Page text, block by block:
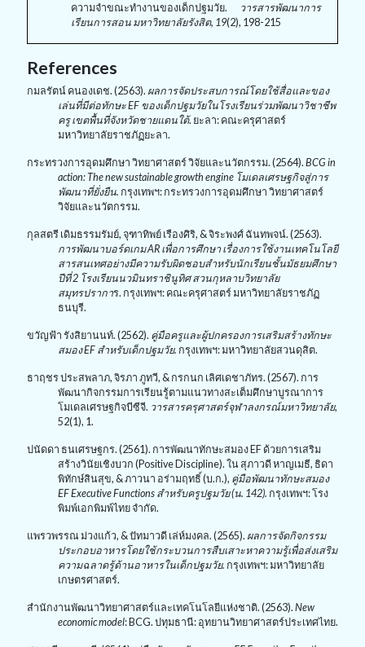
ความจำขณะทำงานของเด็กปฐมวัย.
วารสารพัฒนาการ
เรียนการสอน มหาวิทยาลัยรังสิต, 19(2), 198-215
References
กมลรัตน์ คนองเดช. (2563). ผลการจัดประสบการณ์โดยใช้สื่อและของ
เล่นที่มีต่อทักษะEF ของเด็กปฐมวัยในโรงเรียนร่วมพัฒนาวิชาชีพ
ครู เขตพื้นที่จังหวัดชายแดนใต้. ยะลา: คณะครุศาสตร์
มหาวิทยาลัยราชภัฏยะลา.
กระทรวงการอุดมศึกษา วิทยาศาสตร์ วิจัยและนวัตกรรม. (2564). BCG in
action: The new sustainable growth engine โมเดลเศรษฐกิจสู่การ
พัฒนาที่ยั่งยืน. กรุงเทพฯ: กระทรวงการอุดมศึกษา วิทยาศาสตร์
วิจัยและนวัตกรรม.
กุลสตรี เดิมธรรมรัมย์, จุฑาทิพย์ เรืองศิริ, &จิระพงศ์ ฉันทพจน์. (2563).
การพัฒนาบอร์ดเกมAR เพื่อการศึกษา เรื่องการใช้งานเทคโนโลยี
สารสนเทศอย่างมีความรับผิดชอบสำหรับนักเรียนชั้นมัธยมศึกษา
ปีที่ 2 โรงเรียนนวมินทราชินูทิศ สวนกุหลาบวิทยาลัย
สมุทรปราการ. กรุงเทพฯ: คณะครุศาสตร์ มหาวิทยาลัยราชภัฏ
ธนบุรี.
ขวัญฟ้า รังสิยานนท์. (2562). คู่มือครูและผู้ปกครองการเสริมสร้างทักษะ
สมองEF สำหรับเด็กปฐมวัย. กรุงเทพฯ: มหาวิทยาลัยสวนดุสิต.
ธาฤชร ประสพลาภ, จิรภา ภูทวี, & กรกนก เลิศเดชาภัทร. (2567). การ
พัฒนากิจกรรมการเรียนรู้ตามแนวทางสะเต็มศึกษาบูรณาการ
โมเดลเศรษฐกิจบีซีจี. วารสารครุศาสตร์จุฬาลงกรณ์มหาวิทยาลัย,
52(1), 1.
ปนัดดา ธนเศรษฐกร. (2561). การพัฒนาทักษะสมองEFด้วยการเสริม
สร้างวินัยเชิงบวก (Positive Discipline). ใน สุภาวดี หาญเมธี, ธิดา
พิทักษ์สินสุข, &ภาวนา อร่ามฤทธิ์ (บ.ก.), คู่มือพัฒนาทักษะสมอง
EF Executive Functions สำหรับครูปฐมวัย (น. 142). กรุงเทพฯ: โรง
พิมพ์เอกพิมพ์ไทย จำกัด.
แพรวพรรณ ม่วงแก้ว, &ปัทมาวดี เล่ห์มงคล. (2565). ผลการจัดกิจกรรม
ประกอบอาหารโดยใช้กระบวนการสืบเสาะหาความรู้เพื่อส่งเสริม
ความฉลาดรู้ด้านอาหารในเด็กปฐมวัย. กรุงเทพฯ: มหาวิทยาลัย
เกษตรศาสตร์.
สำนักงานพัฒนาวิทยาศาสตร์และเทคโนโลยีแห่งชาติ. (2563). New
economic model: BCG. ปทุมธานี: อุทยานวิทยาศาสตร์ประเทศไทย.